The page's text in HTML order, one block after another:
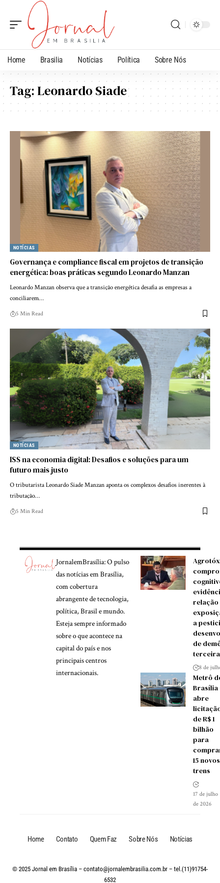
Home Brasilia Notícias Política Sobre Nós
Tag:Leonardo Siade
NOTÍCIAS
Governança e compliance fiscal em projetos de transição
energética: boas práticas segundo Leonardo Manzan
Leonardo Manzan observa que a transição energética desafia as empresas a
conciliarem…
5 Min Read
NOTÍCIAS
ISS na economia digital: Desafios e soluções para um
futuro mais justo
O tributarista Leonardo Siade Manzan aponta os complexos desafios inerentes à
tributação…
5 Min Read
JornalemBrasília: O pulso
das notícias em Brasília,
com cobertura
abrangente de tecnologia,
política, Brasil e mundo.
Esteja sempre informado
sobre o que acontece na
capital do país e nos
principais centros
internacionais.
a
de
8 de
Metrô
Brasília
abre
de R$ 1
bilhão
para
15 novos
trens
17 de julho
de 2026
Home Contato Quem Faz Sobre Nós Notícias
© 2025 Jornal em Brasília – contato@jornalembrasilia.com.br – tel.(11)91754-
6532